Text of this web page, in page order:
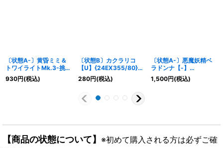
〔状態A-〕黄昏ミミ＆
トワイライトMk.3-挑戦
のヒロイン-【SPR】
{25EX1SPR秘2/SPR秘
930円(税込)
〔状態B〕カクラリコ
【U】{24EX355/80}
《水》
280円(税込)
〔状態A-〕悪魔妖精ベ
ラドンナ【-】
{ART185/5}《多》
1,500円(税込)
【商品の状態について】 ※初めて購入される方は必ずご確